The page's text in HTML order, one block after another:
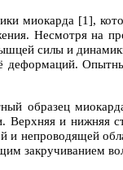
миокарда [1],
Несмотря на
силы и
деформаций.
образец
и нижняя
и непроводящей
закручиванием